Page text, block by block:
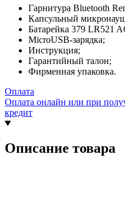
Гарнитура Bluetooth
Капсульный
Батарейка 379 LR521
MicroUSB-зарядка;
Инструкция;
Гарантийный талон;
Фирменная упаковка.
Оплата
Оплата онлайн или при
кредит
Описание товара